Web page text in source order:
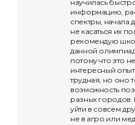
научилась
информацию,
спектры, начала
не касаться их
рекомендую
данной
потому что это
интересный
трудная, но оно
возможность
разных городов.
уйти в совсем
не в агро или